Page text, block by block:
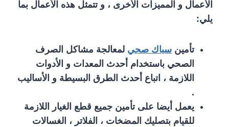
الأعمال و المميزات الأخرى ، و تتمثل هذه الأعمال بما
يلي:
تأمين سباك صحي لمعالجة مشاكل الصرف
الصحي باستخدام أحدث المعدات و الأدوات
اللازمة ، اتباع أحدث الطرق البسيطة و الأساليب
.
يعمل أيضا على تأمين جميع قطع الغيار اللازمة
للقيام بتصليك المضخات ، الفلاتر ، الغسالات